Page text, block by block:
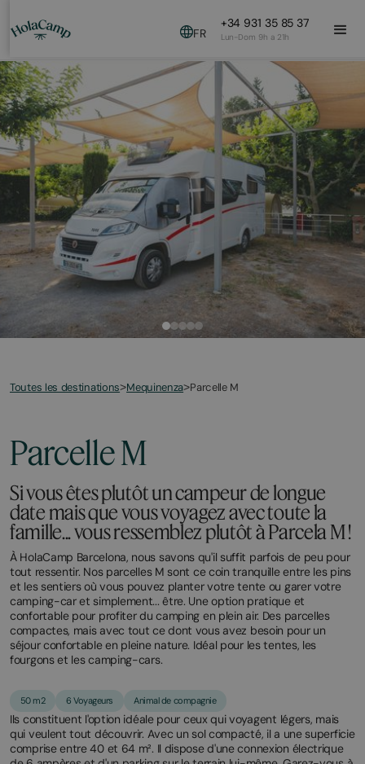
FR
+34 931 35 85 37
Lun-Dom 9h a 21h
Toutes les destinations>Mequinenza>Parcelle M
Parcelle M
Si vous êtes plutôt un campeur de longue
date mais que vous voyagez avec toute la
famille... vous ressemblez plutôt à Parcela M !
À HolaCamp Barcelona, nous savons qu'il suffit parfois de peu pour
tout ressentir. Nos parcelles M sont ce coin tranquille entre les pins
et les sentiers où vous pouvez planter votre tente ou garer votre
camping-car et simplement... être. Une option pratique et
confortable pour profiter du camping en plein air. Des parcelles
compactes, mais avec tout ce dont vous avez besoin pour un
séjour confortable en pleine nature. Idéal pour les tentes, les
fourgons et les camping-cars.
50 m2 6 Voyageurs Animal de compagnie
Ils constituent l'option idéale pour ceux qui voyagent légers, mais
qui veulent tout découvrir. Avec un sol compacté, il a une superficie
comprise entre 40 et 64 m². Il dispose d'une connexion électrique